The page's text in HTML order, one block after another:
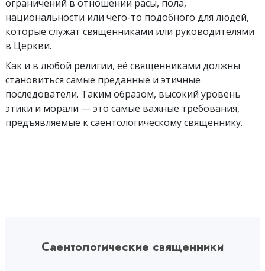
ограничений в отношении расы, пола,
национальности или чего-то подобного для людей,
которые служат священниками или руководителями
в Церкви.
Как и в любой религии, её священниками должны
становиться самые преданные и этичные
последователи. Таким образом, высокий уровень
этики и морали — это самые важные требования,
предъявляемые к саентологическому священнику.
Саентологические священники